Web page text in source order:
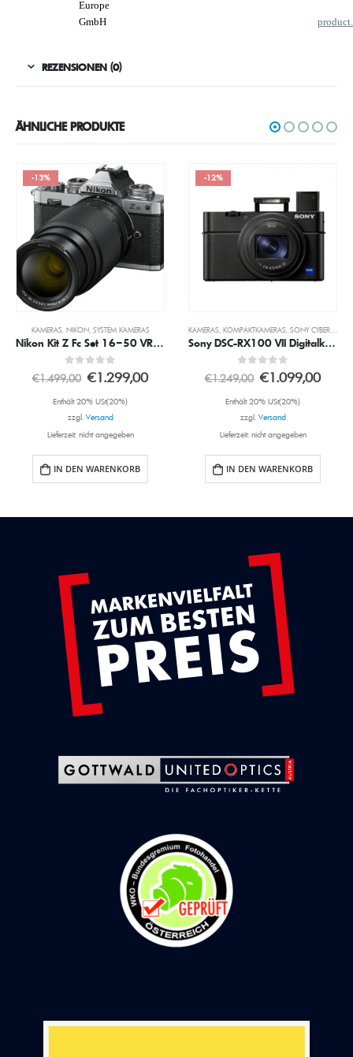
Europe
GmbH
REZENSIONEN (0)
ÄHNLICHE PRODUKTE
-13%
KAMERAS NIKON, SYSTEM KAMERAS
Nikon Kit Z Fc Set 16–50 VR + 50–250 VR
0out of 5
€1.499,00 €1.299,00
Enthält 20% USt(20%)
zzgl.Versand
Lieferzeit: nicht angegeben
IN DEN WARENKORB
-12%
KAMERAS KOMPAKTKAMERAS SONY CYBERSHOT DIGITALKAMERAS
Sony DSC-RX100 VII Digitalkamera
0out of 5
€1.249,00 €1.099,00
Enthält 20% USt(20%)
zzgl.Versand
Lieferzeit: nicht angegeben
IN DEN WARENKORB